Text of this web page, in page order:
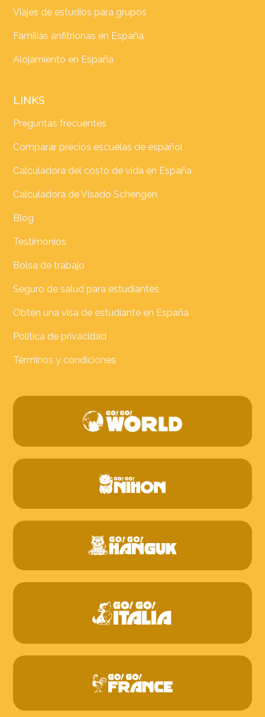
Viajes de estudios para grupos
Familias anfitrionas en España
Alojamiento en España
LINKS
Preguntas frecuentes
Comparar precios escuelas de español
Calculadora del costo de vida en España
Calculadora de Visado Schengen
Blog
Testimonios
Bolsa de trabajo
Seguro de salud para estudiantes
Obtén una visa de estudiante en España
Política de privacidad
Términos y condiciones